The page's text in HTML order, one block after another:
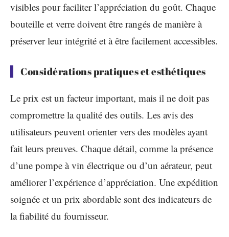
visibles pour faciliter l’appréciation du goût. Chaque
bouteille et verre doivent être rangés de manière à
préserver leur intégrité et à être facilement accessibles.
Considérations pratiques et esthétiques
Le prix est un facteur important, mais il ne doit pas
compromettre la qualité des outils. Les avis des
utilisateurs peuvent orienter vers des modèles ayant
fait leurs preuves. Chaque détail, comme la présence
d’une pompe à vin électrique ou d’un aérateur, peut
améliorer l’expérience d’appréciation. Une expédition
soignée et un prix abordable sont des indicateurs de
la fiabilité du fournisseur.